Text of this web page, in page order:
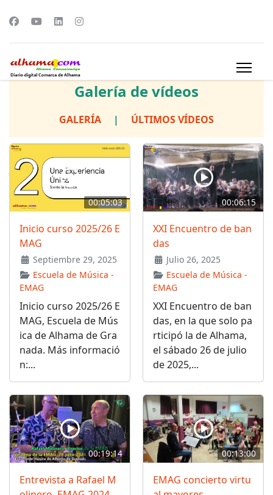
Galería de vídeos
GALERÍA | ÚLTIMOS VÍDEOS
00:05:03
Inicio curso 2025/26 E
MAG
Septiembre 29, 2025
Escuela de Música -
EMAG
Inicio curso 2025/26 E
MAG, Escuela de Mús
ica de Alhama de Gra
nada. Más informació
n:...
00:06:15
XXI Encuentro de ban
das
Julio 26, 2025
Escuela de Música -
EMAG
XXI Encuentro de ban
das, en la que solo pa
rticipó la de Alhama,
el sábado 26 de julio
de 2025,...
00:19:14
Entrevista a Rafael M
00:13:00
EMAG concierto virtu